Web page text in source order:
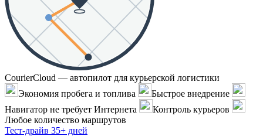
CourierCloud — автопилот для курьерской логистики
Экономия пробега и топлива
Быстрое внедрение
Навигатор не требует Интернета
Контроль курьеров
Любое количество маршрутов
Тест-драйв 35+ дней